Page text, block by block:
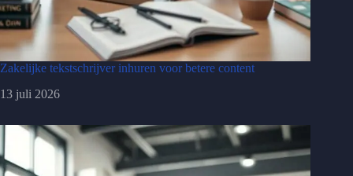
Zakelijke tekstschrijver inhuren voor betere content
13 juli 2026